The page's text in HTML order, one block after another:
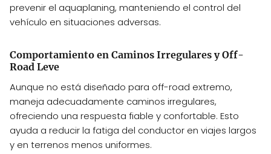
prevenir el aquaplaning, manteniendo el control del
vehículo en situaciones adversas.
Comportamiento en Caminos Irregulares y Off-
Road Leve
Aunque no está diseñado para off-road extremo,
maneja adecuadamente caminos irregulares,
ofreciendo una respuesta fiable y confortable. Esto
ayuda a reducir la fatiga del conductor en viajes largos
y en terrenos menos uniformes.